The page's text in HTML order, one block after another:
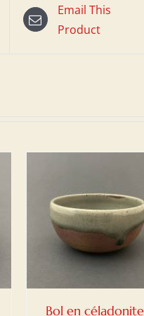
Email This
Product
Bol en céladonite